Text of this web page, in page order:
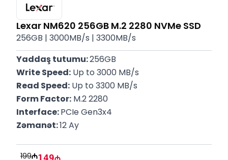
Lexar NM620 256GB M.2 2280 NVMe SSD
256GB | 3000MB/s | 3300MB/s
Yaddaş tutumu: 256GB
Write Speed: Up to 3000 MB/s
Read Speed: Up to 3300 MB/s
Form Factor: M.2 2280
Interface: PCIe Gen3x4
Zəmanət: 12 Ay
199 149